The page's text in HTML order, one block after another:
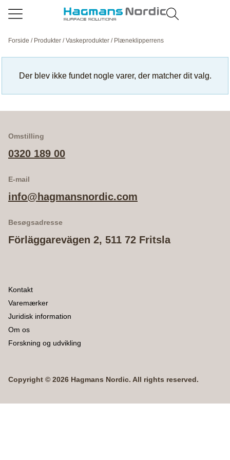
Forside / Produkter /Vaskeprodukter / Plæneklipperrens
Der blev ikke fundet nogle varer, der matcher dit valg.
Omstilling
0320 189 00
E-mail
info@hagmansnordic.com
Besøgsadresse
Förläggarevägen 2, 511 72 Fritsla
Kontakt
Varemærker
Juridisk information
Om os
Forskning og udvikling
Copyright © 2026 Hagmans Nordic. All rights reserved.